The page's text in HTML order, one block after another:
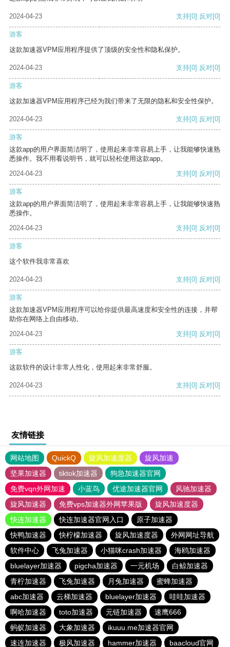
2024-04-23 支持[0] 反对[0]
游客
这款加速器VPM应用程序提供了顶级的安全性和隐私保护。
2024-04-23 支持[0] 反对[0]
游客
这款加速器VPM应用程序已经为我们带来了无限的隐私和安全性保护。
2024-04-23 支持[0] 反对[0]
游客
这款app的用户界面简洁明了，使用起来非常容易上手，让我能够快速熟
悉操作。我不用看说明书，就可以轻松使用这款app。
2024-04-23
支持[0] 反对[0]
游客
这款app的用户界面简洁明了，使用起来非常容易上手，让我能够快速熟
悉操作。
2024-04-23
支持[0] 反对[0]
游客
这个软件我非常喜欢
2024-04-23 支持[0] 反对[0]
游客
这款加速器VPM应用程序可以给你提供最高速度和安全性的连接，并帮
助你在网络上自由移动。
2024-04-23
支持[0] 反对[0]
游客
这款软件的设计非常人性化，使用起来非常舒服。
2024-04-23 支持[0] 反对[0]
友情链接
网站地图 QuickQ 旋风加速度器
旋风加速
坚果加速器
tiktok加速器
狗急加速器官网
免费vqn外网加速
小蓝鸟 优途加速器官网
风驰加速器
旋风加速器
免费vps加速器外网苹果版
旋风加速度器
快连加速器
快连加速器官网入口
原子加速器
快鸭加速器
快柠檬加速器 旋风加速度器
外网网址导航
软件中心
飞兔加速器 小猫咪crash加速器
海鸥加速器
bluelayer加速器
pigcha加速器 一元机场
白鲸加速器
青柠加速器
飞兔加速器 月兔加速器
蜜蜂加速器
abc加速器
云梯加速器 bluelayer加速器
哇哇加速器
啊哈加速器
toto加速器 元链加速器
速鹰666
蚂蚁加速器
大象加速器
ikuuu.me加速器官网
速连加速器
极风加速器 hammer加速器 baacloud官网